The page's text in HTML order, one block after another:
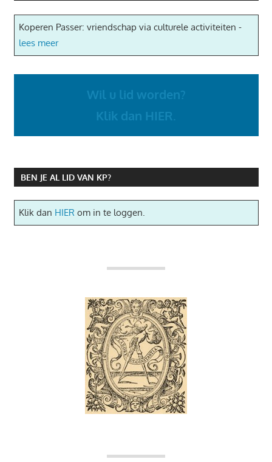
Koperen Passer: vriendschap via culturele activiteiten -
lees meer
Wil u lid worden?
Klik dan HIER.
BEN JE AL LID VAN KP?
Klik dan HIER om in te loggen.